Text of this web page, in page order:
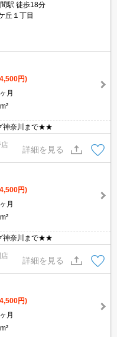
駅 徒歩18分
丘１丁目
円)
月
神奈川まで★★
店
詳細を見る
円)
月
神奈川まで★★
店
詳細を見る
円)
月